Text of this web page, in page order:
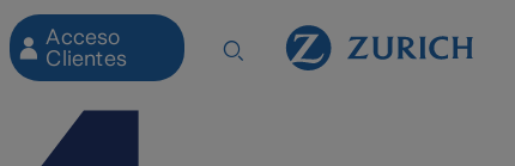
Acceso
Clientes